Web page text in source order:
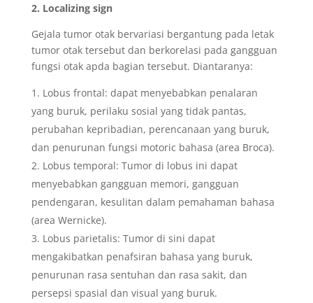
2. Localizing sign
Gejala tumor otak bervariasi bergantung pada letak
tumor otak tersebut dan berkorelasi pada gangguan
fungsi otak apda bagian tersebut. Diantaranya:
Lobus frontal: dapat menyebabkan penalaran
yang buruk, perilaku sosial yang tidak pantas,
perubahan kepribadian, perencanaan yang buruk,
dan penurunan fungsi motoric bahasa (area Broca).
Lobus temporal: Tumor di lobus ini dapat
menyebabkan gangguan memori, gangguan
pendengaran, kesulitan dalam pemahaman bahasa
(area Wernicke).
Lobus parietalis: Tumor di sini dapat
mengakibatkan penafsiran bahasa yang buruk,
penurunan rasa sentuhan dan rasa sakit, dan
persepsi spasial dan visual yang buruk.